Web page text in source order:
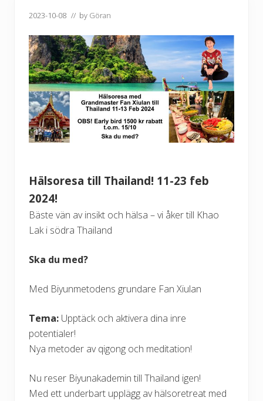
2023-10-08 // by Göran
Hälsoresa till Thailand! 11-23 feb
2024!
Bäste vän av insikt och hälsa – vi åker till Khao
Lak i södra Thailand
Ska du med?
Med Biyunmetodens grundare Fan Xiulan
Tema: Upptäck och aktivera dina inre
potentialer!
Nya metoder av qigong och meditation!
Nu reser Biyunakademin till Thailand igen!
Med ett underbart upplägg av hälsoretreat med